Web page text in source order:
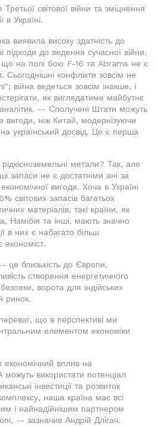
світової війни та зміцнення
в Україні.
виявила високу здатність до
підходи до ведення сучасної війни.
на полі бою F-16 та Abrams не є
конфлікти зовсім не
війна ведеться зовсім інакше, і
як виглядатиме майбутнє
-- Сполучені Штати можуть
вигоди, ніж Китай, модернізуючи
український досвід. Це є перша
метали? Так, але
запаси не є достатніми ані за
вигоди. Хоча в Україні
світових запасів багатьох
матеріалів, такі країни, як
Намібія та інші, мають значно
в них є набагато більш
це близькість до Європи,
створення енергетичного
ворота для індійських
ринок.
що в перспективі ми
елементом економіки
економічний вплив на
використати потенціал
інвестиції та розвиток
наша країна має всі
і найнадійнішим партнером
-- зазначив Андрій Длігач.